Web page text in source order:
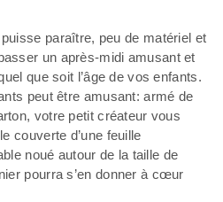
paraître, peu de matériel et
un après-midi amusant et
que soit l’âge de vos enfants.
peut être amusant: armé de
votre petit créateur vous
couverte d’une feuille
noué autour de la taille de
pourra s’en donner à cœur